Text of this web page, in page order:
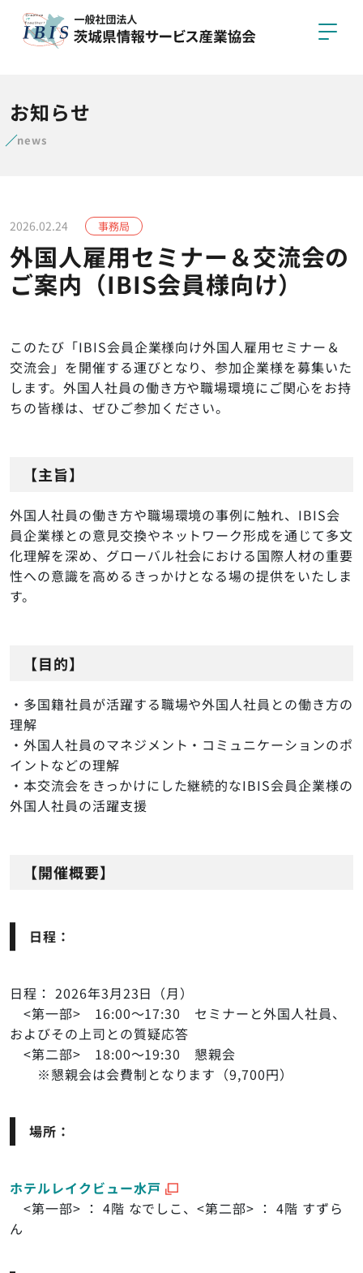
委員会活動
得意技紹介
お問い合わせ
会員ログイン
お知らせ
news
2026.02.24 事務局
外国人雇用セミナー＆交流会の
ご案内（IBIS会員様向け）
このたび「IBIS会員企業様向け外国人雇用セミナー＆
交流会」を開催する運びとなり、参加企業様を募集いた
します。外国人社員の働き方や職場環境にご関心をお持
ちの皆様は、ぜひご参加ください。
【主旨】
外国人社員の働き方や職場環境の事例に触れ、IBIS会
員企業様との意見交換やネットワーク形成を通じて多文
化理解を深め、グローバル社会における国際人材の重要
性への意識を高めるきっかけとなる場の提供をいたしま
す。
【目的】
・多国籍社員が活躍する職場や外国人社員との働き方の
理解
・外国人社員のマネジメント・コミュニケーションのポ
イントなどの理解
・本交流会をきっかけにした継続的なIBIS会員企業様の
外国人社員の活躍支援
【開催概要】
日程：
日程： 2026年3月23日（月）
<第一部> 16:00～17:30 セミナーと外国人社員、
およびその上司との質疑応答
<第二部> 18:00～19:30 懇親会
※懇親会は会費制となります（9,700円）
場所：
ホテルレイクビュー水戸
<第一部> ： 4階 なでしこ、<第二部> ： 4階 すずら
ん